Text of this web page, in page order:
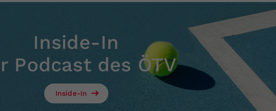
Inside-In
Podcast des ÖTV
Inside-In